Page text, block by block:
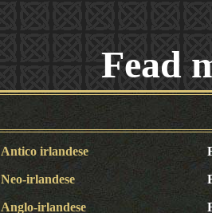
Fead
Antico irlandese
Neo-irlandese
Anglo-irlandese